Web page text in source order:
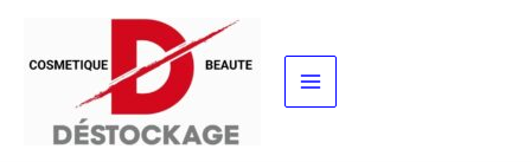
contenu